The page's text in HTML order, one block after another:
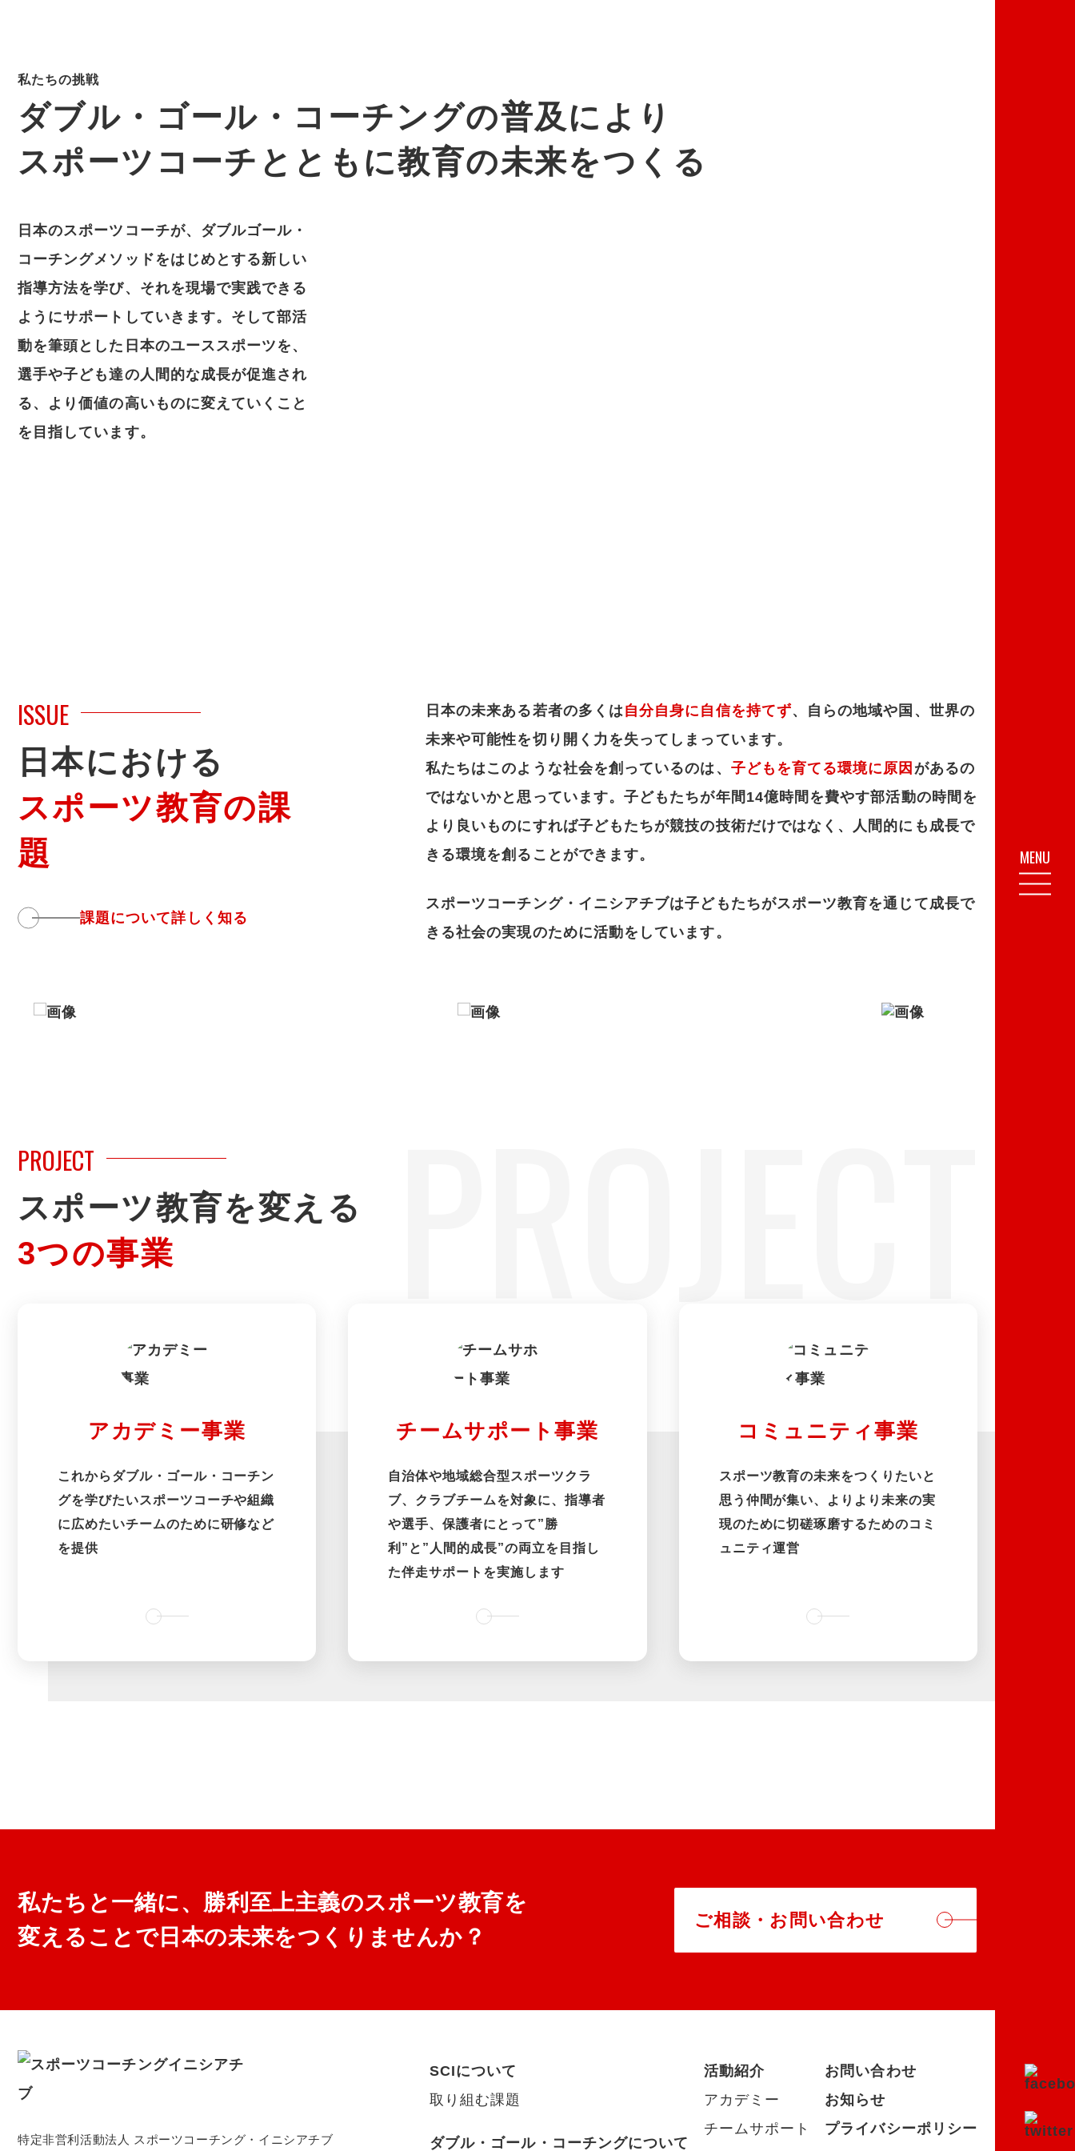
MENU
私たちの挑戦
ダブル・ゴール・コーチングの普及により
スポーツコーチとともに教育の未来をつくる
日本のスポーツコーチが、ダブルゴール・
コーチングメソッドをはじめとする新しい
指導方法を学び、それを現場で実践できる
ようにサポートしていきます。そして部活
動を筆頭とした日本のユーススポーツを、
選手や子ども達の人間的な成長が促進され
る、より価値の高いものに変えていくこと
を目指しています。
ISSUE
日本における
スポーツ教育の課
題
課題について詳しく知る
日本の未来ある若者の多くは自分自身に自信を持てず、自らの地域や国、世界の
未来や可能性を切り開く力を失ってしまっています。
私たちはこのような社会を創っているのは、 子どもを育てる環境に原因 があるの
ではないかと思っています。子どもたちが年間14億時間を費やす部活動の時間を
より良いものにすれば子どもたちが競技の技術だけではなく、人間的にも成長で
きる環境を創ることができます。
スポーツコーチング・イニシアチブは子どもたちがスポーツ教育を通じて成長で
きる社会の実現のために活動をしています。
PROJECT
スポーツ教育を変える
3つの事業
アカデミー事業
これからダブル・ゴール・コーチン
グを学びたいスポーツコーチや組織
に広めたいチームのために研修など
を提供
チームサポート事業
自治体や地域総合型スポーツクラ
ブ、クラブチームを対象に、指導者
や選手、保護者にとって”勝
利”と”人間的成長”の両立を目指し
た伴走サポートを実施します
コミュニティ事業
スポーツ教育の未来をつくりたいと
思う仲間が集い、よりより未来の実
現のために切磋琢磨するためのコミ
ュニティ運営
私たちと一緒に、勝利至上主義のスポーツ教育を
変えることで日本の未来をつくりませんか？
ご相談・お問い合わせ
特定非営利活動法人 スポーツコーチング・イニシアチブ
SCIについて
取り組む課題
ダブル・ゴール・コーチングについて
活動紹介
アカデミー
チームサポート
お問い合わせ
お知らせ
プライバシーポリシー